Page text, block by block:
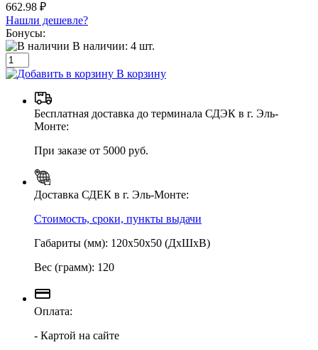
662.98 ₽
Нашли дешевле?
Бонусы:
В наличии: 4 шт.
В корзину
Бесплатная доставка до терминала СДЭК в г. Эль-
Монте:
При заказе от 5000 руб.
Доставка СДЕК в г. Эль-Монте:
Стоимость, сроки, пункты выдачи
Габариты (мм): 120х50х50 (ДхШхВ)
Вес (грамм): 120
Оплата:
- Картой на сайте